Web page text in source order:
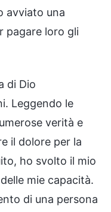
avviato una
pagare loro gli
di Dio
Leggendo le
verità e
il dolore per la
ho svolto il mio
mie capacità.
di una persona